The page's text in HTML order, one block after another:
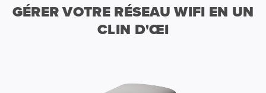
GÉRER VOTRE RÉSEAU WIFI EN UN
CLIN D'ŒI